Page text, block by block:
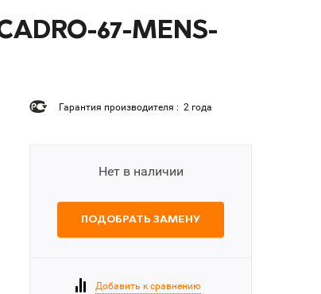
67-MENS-
Гарантия производителя : 2 года
Нет в наличии
ПОДОБРАТЬ ЗАМЕНУ
Добавить к сравнению